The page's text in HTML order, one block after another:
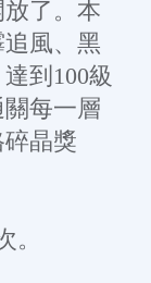
了。本
風、黑
到100級
每一層
晶獎